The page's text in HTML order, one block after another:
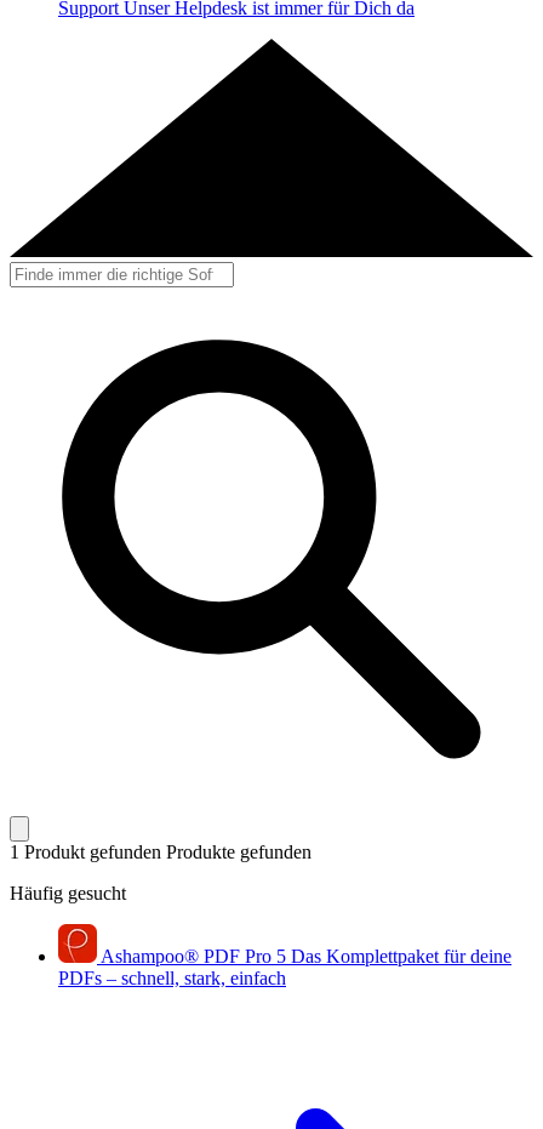
Support Unser Helpdesk ist immer für Dich da
1 Produkt gefunden Produkte gefunden
Häufig gesucht
Ashampoo® PDF Pro 5 Das Komplettpaket für deine
PDFs – schnell, stark, einfach